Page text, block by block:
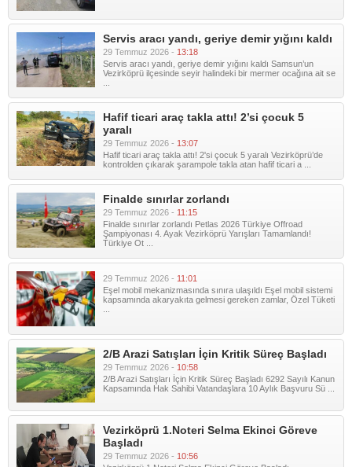
Servis aracı yandı, geriye demir yığını kaldı
29 Temmuz 2026 - 13:18
Servis aracı yandı, geriye demir yığını kaldı Samsun’un
Vezirköprü ilçesinde seyir halindeki bir mermer ocağına ait se
Hafif ticari araç takla attı! 2’si çocuk 5
yaralı
29 Temmuz 2026 - 13:07
Hafif ticari araç takla attı! 2'si çocuk 5 yaralı Vezirköprü’de
kontrolden çıkarak şarampole takla atan hafif ticari a ...
Finalde sınırlar zorlandı
29 Temmuz 2026 - 11:15
Finalde sınırlar zorlandı Petlas 2026 Türkiye Offroad
Şampiyonası 4. Ayak Vezirköprü Yarışları Tamamlandı!
Türkiye Ot ...
29 Temmuz 2026 - 11:01
Eşel mobil mekanizmasında sınıra ulaşıldı Eşel mobil sistemi
kapsamında akaryakıta gelmesi gereken zamlar, Özel Tüketi
2/B Arazi Satışları İçin Kritik Süreç Başladı
29 Temmuz 2026 - 10:58
2/B Arazi Satışları İçin Kritik Süreç Başladı 6292 Sayılı Kanun
Kapsamında Hak Sahibi Vatandaşlara 10 Aylık Başvuru Sü ...
Vezirköprü 1.Noteri Selma Ekinci Göreve
Başladı
29 Temmuz 2026 - 10:56